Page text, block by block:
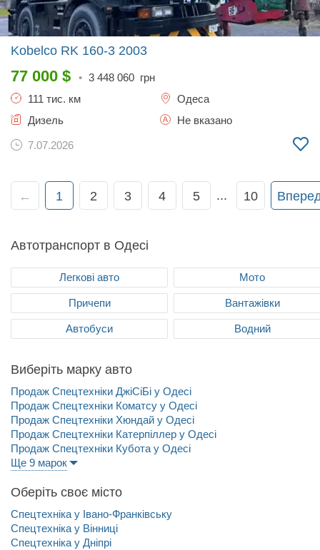
Kobelco RK 160-3 2003
77 000 $ • 3 448 060 грн
111 тис. км
Одеса
Дизель
Не вказано
7.07.2026
← 1 2 3 4 5 ... 10
Автотранспорт в Одесі
Легкові авто Мото
Причепи Вантажівки
Автобуси Водний
Виберіть марку авто
Продаж Спецтехніки ДжіСіБі у Одесі
Продаж Спецтехніки Коматсу у Одесі
Продаж Спецтехніки Хюндай у Одесі
Продаж Спецтехніки Катерпіллер у Одесі
Продаж Спецтехніки Кубота у Одесі
Ще 9 марок
Оберіть своє місто
Спецтехніка у Івано-Франківську
Спецтехніка у Вінниці
Спецтехніка у Дніпрі